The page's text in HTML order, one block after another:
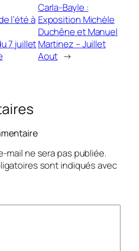
l’été à
7 juillet
Carla-Bayle :
Exposition Michèle
Duchêne et Manuel
Martinez – Juillet
Aout →
mail ne sera pas publiée.
sont indiqués avec